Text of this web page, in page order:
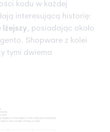
kodu w każdej
interesującą historię:
lżejszy, posiadając około
Shopware z kolei
tymi dwiema